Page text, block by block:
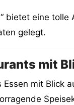
bietet eine
gelegt.
mit
mit Blick